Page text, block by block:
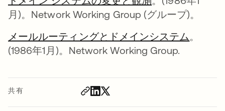
共有
月)。Network Working Group (グループ)。
メールルーティングとドメインシステム。
(1986年1月)。Network Working Group.